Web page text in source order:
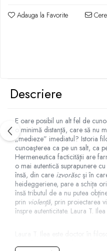
Adauga la Favorite
Descriere
E oare posibil un alt fel de
o minimă distanţă, care să nu
„medieze” imediatul? Istoria
cunoaşterea ca pe un salt, ca
Hermeneutica facticităţii are
o mai autentică suprapunere
însă, din care izvorăscşi în
heideggeriene, pare a schiţa
însă tributul de a nu putea
prin violenţă, prin proiectarea
înspre autenticitate. Laura T. Ilea